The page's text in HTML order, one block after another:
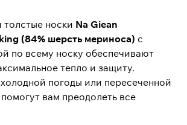
носки Na Giean
(84% шерсть мериноса) с
по всему носку обеспечивают
тепло и защиту.
погоды или пересеченной
вам преодолеть все